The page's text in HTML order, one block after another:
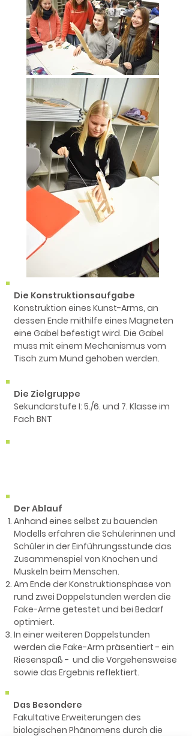
Die Konstruktionsaufgabe
Konstruktion eines Kunst-Arms, an
dessen Ende mithilfe eines Magneten
eine Gabel befestigt wird. Die Gabel
muss mit einem Mechanismus vom
Tisch zum Mund gehoben werden.
Die Zielgruppe
Sekundarstufe I: 5./6. und 7. Klasse im
Fach BNT
Der Ablauf
Anhand eines selbst zu bauenden
Modells erfahren die Schülerinnen und
Schüler in der Einführungsstunde das
Zusammenspiel von Knochen und
Muskeln beim Menschen.
Am Ende der Konstruktionsphase von
rund zwei Doppelstunden werden die
Fake-Arme getestet und bei Bedarf
optimiert.
In einer weiteren Doppelstunden
werden die Fake-Arm präsentiert - ein
Riesenspaß - und die Vorgehensweise
sowie das Ergebnis reflektiert.
Das Besondere
Fakultative Erweiterungen des
biologischen Phänomens durch die